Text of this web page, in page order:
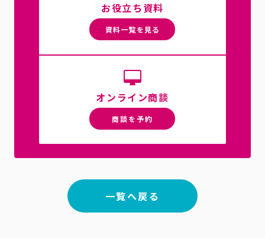
お役立ち資料
資料一覧を見る
オンライン商談
商談を予約
一覧へ戻る